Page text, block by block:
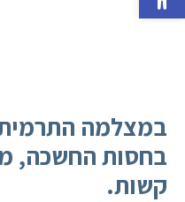
במצלמה
בחסות החשכה,
קשות.